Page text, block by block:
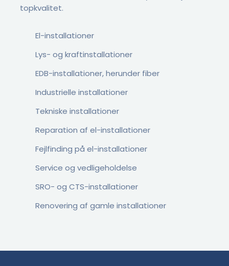
topkvalitet.
El-installationer
Lys- og kraftinstallationer
EDB-installationer, herunder fiber
Industrielle installationer
Tekniske installationer
Reparation af el-installationer
Fejlfinding på el-installationer
Service og vedligeholdelse
SRO- og CTS-installationer
Renovering af gamle installationer